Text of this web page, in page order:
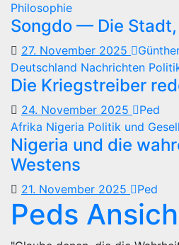
Philosophie
Songdo — Die
27. November 2025
Deutschland Nachrichten
Die Kriegstreiber
24. November 2025
Ped
Afrika Nigeria Politik und
Nigeria und die
Westens
21. November 2025 Ped
Peds